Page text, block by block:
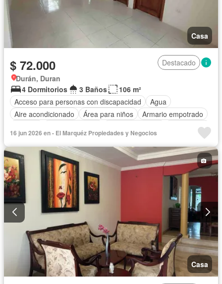
Casa
$ 72.000
Destacado
Durán, Duran
4 Dormitorios
3 Baños
106 m²
Acceso para personas con discapacidad
Agua
Aire acondicionado
Área para niños
Armario empotrado
Electricidad
Estacionamiento
Garita de guardianía Jardín
Piscina
Seguridad Sin amoblar
16 jun 2026 en - El Marquéz Propiedades y Negocios
Casa